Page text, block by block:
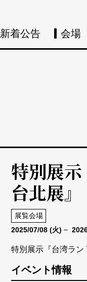
新着公告 会場
特別展
台北展』
展覧会場
2025/07/08 (火)
特別展示『台湾ラン
イベント情報